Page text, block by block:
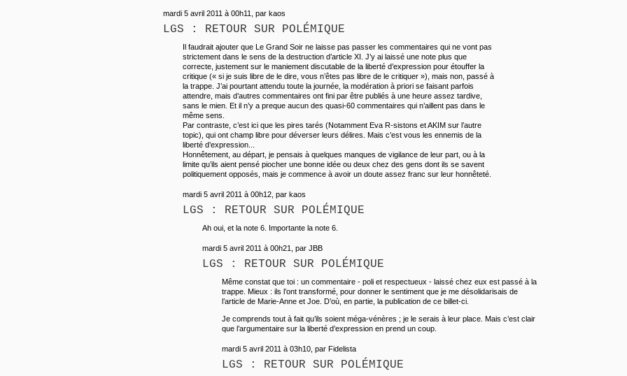
mardi 5 avril 2011 à 00h11, par kaos
LGS : RETOUR SUR POLÉMIQUE
Il faudrait ajouter que Le Grand Soir ne laisse pas passer les commentaires qui ne vont pas
strictement dans le sens de la destruction d’article XI. J’y ai laissé une note plus que
correcte, justement sur le maniement discutable de la liberté d’expression pour étouffer la
critique (« si je suis libre de le dire, vous n’êtes pas libre de le critiquer »), mais non, passé à
la trappe. J’ai pourtant attendu toute la journée, la modération à priori se faisant parfois
attendre, mais d’autres commentaires ont fini par être publiés à une heure assez tardive,
sans le mien. Et il n’y a preque aucun des quasi-60 commentaires qui n’aillent pas dans le
même sens.
Par contraste, c’est ici que les pires tarés (Notamment Eva R-sistons et AKIM sur l’autre
topic), qui ont champ libre pour déverser leurs délires. Mais c’est vous les ennemis de la
liberté d’expression...
Honnêtement, au départ, je pensais à quelques manques de vigilance de leur part, ou à la
limite qu’ils aient pensé piocher une bonne idée ou deux chez des gens dont ils se savent
politiquement opposés, mais je commence à avoir un doute assez franc sur leur honnêteté.
mardi 5 avril 2011 à 00h12, par kaos
LGS : RETOUR SUR POLÉMIQUE
Ah oui, et la note 6. Importante la note 6.
mardi 5 avril 2011 à 00h21, par JBB
LGS : RETOUR SUR POLÉMIQUE
Même constat que toi : un commentaire - poli et respectueux - laissé chez eux est passé à la
trappe. Mieux : ils l’ont transformé, pour donner le sentiment que je me désolidarisais de
l’article de Marie-Anne et Joe. D’où, en partie, la publication de ce billet-ci.
Je comprends tout à fait qu’ils soient méga-vénères ; je le serais à leur place. Mais c’est clair
que l’argumentaire sur la liberté d’expression en prend un coup.
mardi 5 avril 2011 à 03h10, par Fidelista
LGS : RETOUR SUR POLÉMIQUE